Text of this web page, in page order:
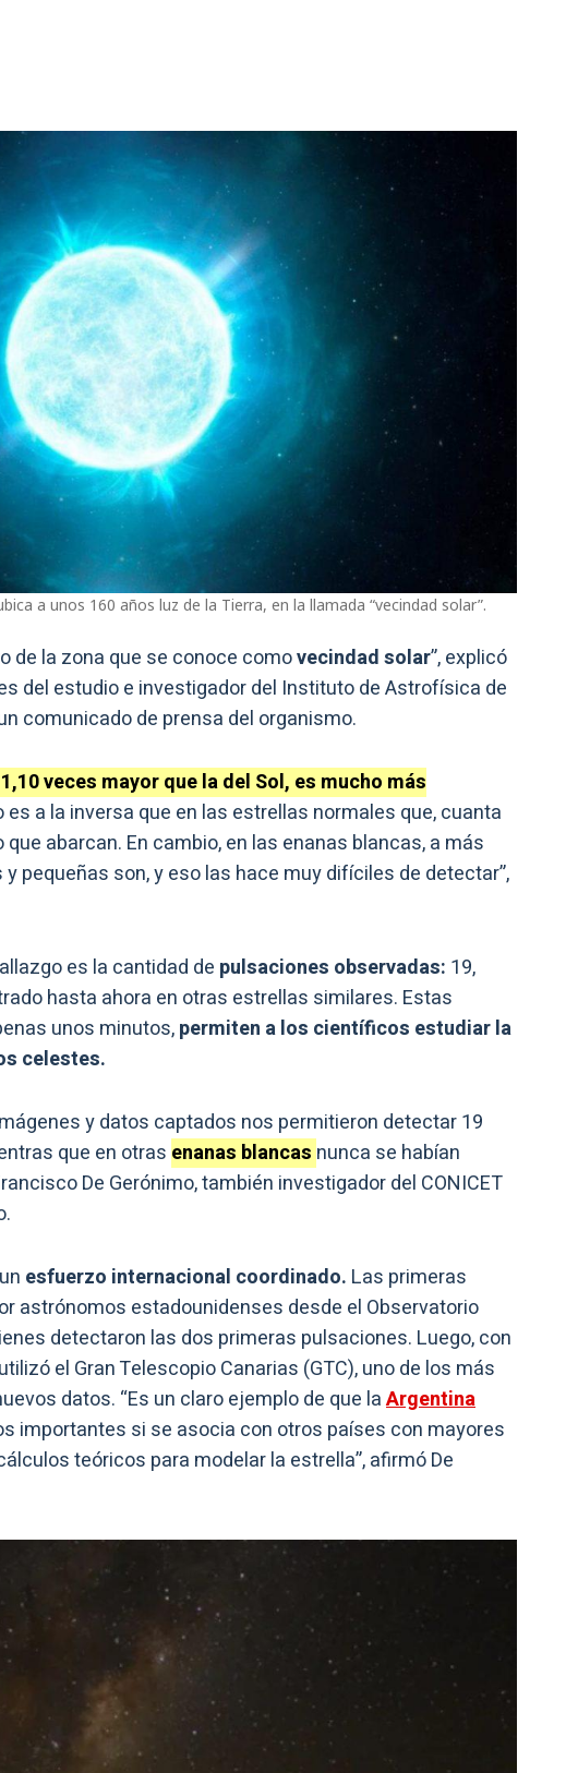
a unos 160 años luz de la Tierra, en la llamada “vecindad solar”.
de la zona que se conoce comovecindad solar”, explicó
del estudio e investigador del Instituto de Astrofísica de
comunicado de prensa del organismo.
veces mayor que la del Sol, es mucho más
es a la inversa que en las estrellas normales que, cuanta
abarcan. En cambio, en las enanas blancas, a más
pequeñas son, y eso las hace muy difíciles de detectar”,
es la cantidad de pulsaciones observadas: 19,
hasta ahora en otras estrellas similares. Estas
unos minutos,permiten a los científicos estudiar la
celestes.
y datos captados nos permitieron detectar 19
que en otras enanas blancas nunca se habían
De Gerónimo, también investigador del CONICET
esfuerzo internacional coordinado. Las primeras
astrónomos estadounidenses desde el Observatorio
detectaron las dos primeras pulsaciones. Luego, con
el Gran Telescopio Canarias (GTC), uno de los más
datos. “Es un claro ejemplo de que laArgentina
importantes si se asocia con otros países con mayores
teóricos para modelar la estrella”, afirmó De